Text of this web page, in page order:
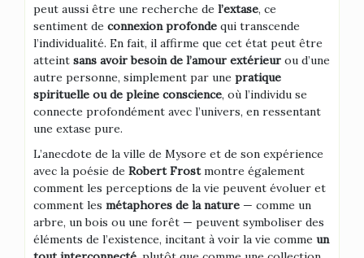
peut aussi être une recherche de l’extase, ce
sentiment de connexion profonde qui transcende
l’individualité. En fait, il affirme que cet état peut être
atteint sans avoir besoin de l’amour extérieur ou d’une
autre personne, simplement par une pratique
spirituelle ou de pleine conscience, où l’individu se
connecte profondément avec l’univers, en ressentant
une extase pure.
L’anecdote de la ville de Mysore et de son expérience
avec la poésie de Robert Frostmontre également
comment les perceptions de la vie peuvent évoluer et
comment les métaphores de la nature — comme un
arbre, un bois ou une forêt — peuvent symboliser des
éléments de l’existence, incitant à voir la vie comme un